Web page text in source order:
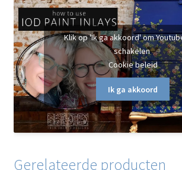
Klik op 'Ik ga akkoord' om
schakelen
Cookie beleid
Ik ga akkoord
Gerelateerde producten